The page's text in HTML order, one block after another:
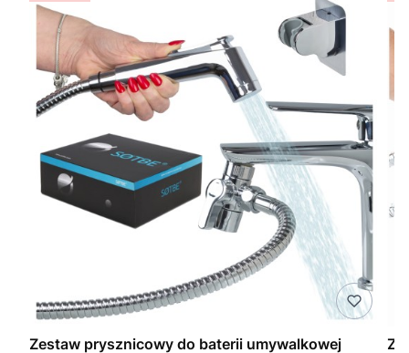
Zestaw prysznicowy do baterii umywalkowej
Zestaw